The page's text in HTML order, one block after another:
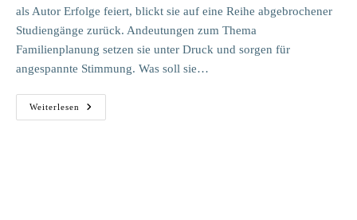
als Autor Erfolge feiert, blickt sie auf eine Reihe abgebrochener
Studiengänge zurück. Andeutungen zum Thema
Familienplanung setzen sie unter Druck und sorgen für
angespannte Stimmung. Was soll sie…
Weiterlesen
Der
Schlimmste